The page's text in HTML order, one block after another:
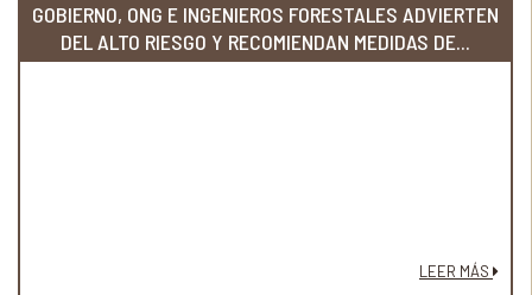
GOBIERNO, ONG E INGENIEROS FORESTALES ADVIERTEN
DEL ALTO RIESGO Y RECOMIENDAN MEDIDAS DE...
LEER MÁS